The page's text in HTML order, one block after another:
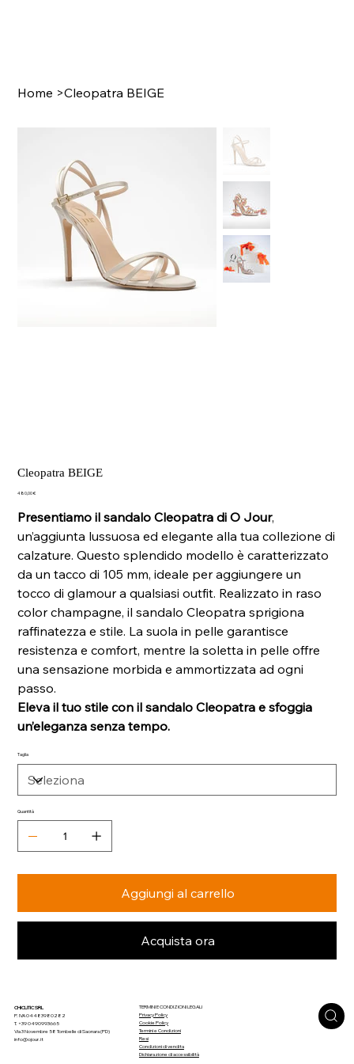
Home >Cleopatra BEIGE
Cleopatra BEIGE
Prezzo
480,00 €
Presentiamo il sandalo Cleopatra di O Jour,
un’aggiunta lussuosa ed elegante alla tua collezione di
calzature. Questo splendido modello è caratterizzato
da un tacco di 105 mm, ideale per aggiungere un
tocco di glamour a qualsiasi outfit. Realizzato in raso
color champagne, il sandalo Cleopatra sprigiona
raffinatezza e stile. La suola in pelle garantisce
resistenza e comfort, mentre la soletta in pelle offre
una sensazione morbida e ammortizzata ad ogni
passo.
Eleva il tuo stile con il sandalo Cleopatra e sfoggia
un’eleganza senza tempo.
Taglia
Quantità
Aggiungi al carrello
Acquista ora
CHICLITIC SRL
P. IVA 04483980282
T. +39 0490993665
Via 3 Novembre 58 Tombelle di Saonara (PD)
info@ojour.it
TERMINI E CONDIZIONI LEGALI
Privacy Policy
Cookie Policy
Termini e Condizioni
Resi
Condizioni di vendita
Dichiarazione di accessibilità